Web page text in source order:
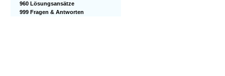
960 Lösungsansätze
999 Fragen & Antworten